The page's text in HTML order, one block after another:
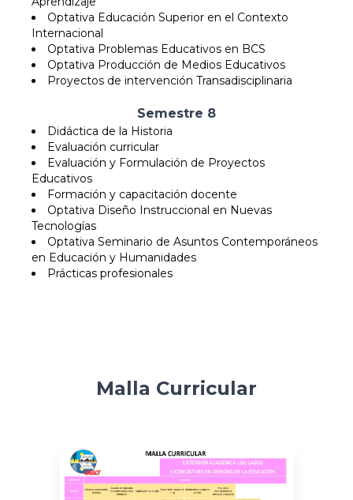
Optativa Educación Superior en el Contexto
Internacional
Optativa Problemas Educativos en BCS
Optativa Producción de Medios Educativos
Proyectos de intervención Transadisciplinaria
Semestre 8
Didáctica de la Historia
Evaluación curricular
Evaluación y Formulación de Proyectos
Educativos
Formación y capacitación docente
Optativa Diseño Instruccional en Nuevas
Tecnologías
Optativa Seminario de Asuntos Contemporáneos
en Educación y Humanidades
Prácticas profesionales
Malla Curricular